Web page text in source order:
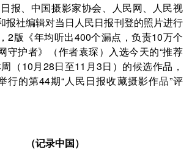
报、中国摄影家协会、人民网、人民视
报社编辑对当日人民日报刊登的照片进行
2版《年均听出400个漏点，负责10万个
护者》（作者袁琛）入选今天的“推荐
（10月28日至11月3日）的候选作品，
行的第44期“人民日报收藏摄影作品”评
（记录中国）